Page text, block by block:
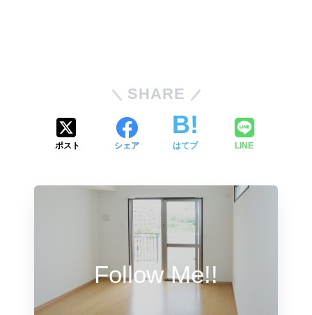
SHARE
ポスト シェア はてブ LINE
Follow Me!!